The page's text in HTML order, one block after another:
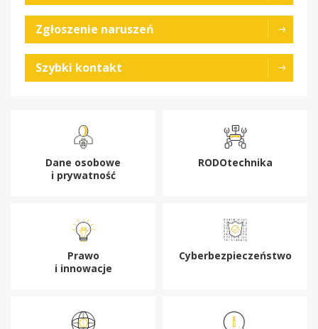
Zgłoszenie naruszeń
Szybki kontakt
Dane osobowe
i prywatność
RODOtechnika
Prawo
i innowacje
Cyberbezpieczeństwo